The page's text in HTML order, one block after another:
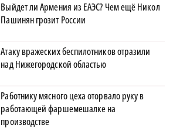
Выйдет ли Армения из ЕАЭС? Чем ещё Никол
Пашинян грозит России
Атаку вражеских беспилотников отразили
над Нижегородской областью
Работнику мясного цеха оторвало руку в
работающей фаршемешалке на
производстве